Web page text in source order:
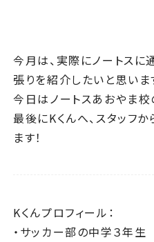
今月は、実際にノートスに
張りを紹介したいと思いま
今日はノートスあおやま校
最後にKくんへ、スタッフ
ます！
Kくんプロフィール：
・サッカー部の中学３年生